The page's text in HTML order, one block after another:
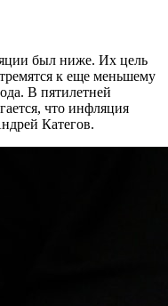
был ниже. Их цель
к еще меньшему
В пятилетней
что инфляция
Категов.